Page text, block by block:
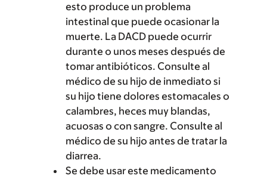
esto produce un problema
intestinal que puede ocasionar la
muerte. La DACD puede ocurrir
durante o unos meses después de
tomar antibióticos. Consulte al
médico de su hijo de inmediato si
su hijo tiene dolores estomacales o
calambres, heces muy blandas,
acuosas o con sangre. Consulte al
médico de su hijo antes de tratar la
diarrea.
Se debe usar este medicamento